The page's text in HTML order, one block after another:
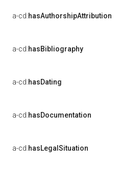
a-cd:hasAuthorshipAttribution
a-cd:hasBibliography
a-cd:hasDating
a-cd:hasDocumentation
a-cd:hasLegalSituation